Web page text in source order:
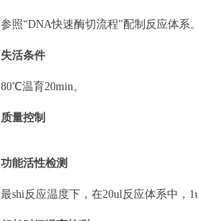
参照“DNA快速酶切流程"配制反应体系。
失活条件
80℃温育20min。
质量控制
功能活性检测
最shi反应温度下，在20ul反应体系中，